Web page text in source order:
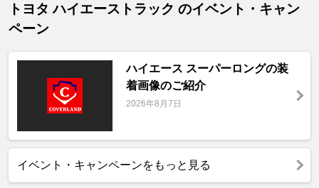
トヨタ ハイエーストラック のイベント・キャン
ペーン
ハイエース スーパーロングの装
着画像のご紹介
2026年8月7日
イベント・キャンペーンをもっと見る